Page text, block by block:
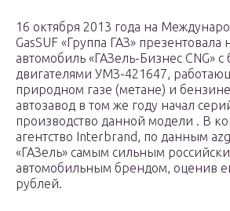
16 октября 2013 года на
GasSUF «Группа ГАЗ» презентовала
автомобиль «ГАЗель-Бизнес CNG»
двигателями УМЗ-421647,
природном газе (метане) и
автозавод в том же году начал
производство данной модели . В
агентство Interbrand, по данным
«ГАЗель» самым сильным
автомобильным брендом, оценив
рублей.